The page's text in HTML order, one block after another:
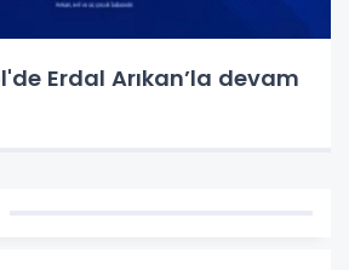
Erdal Arıkan’la devam